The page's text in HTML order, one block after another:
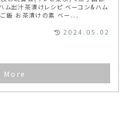
ム出汁茶漬けレシピ ベーコン&ハム
飯 お茶漬けの素 ベー...
2024.05.02